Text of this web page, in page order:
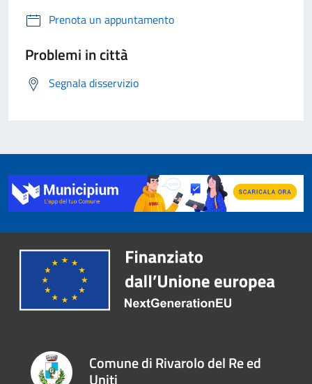
Prenota un appuntamento
Problemi in città
Segnala disservizio
Comune di Rivarolo del Re ed
Uniti